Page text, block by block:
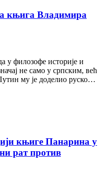
књига Владимира
филозофе историје и
не само у српским, већ
му је доделио руско…
књиге Панарина у
рат против